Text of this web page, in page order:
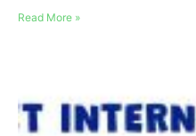
Read More »